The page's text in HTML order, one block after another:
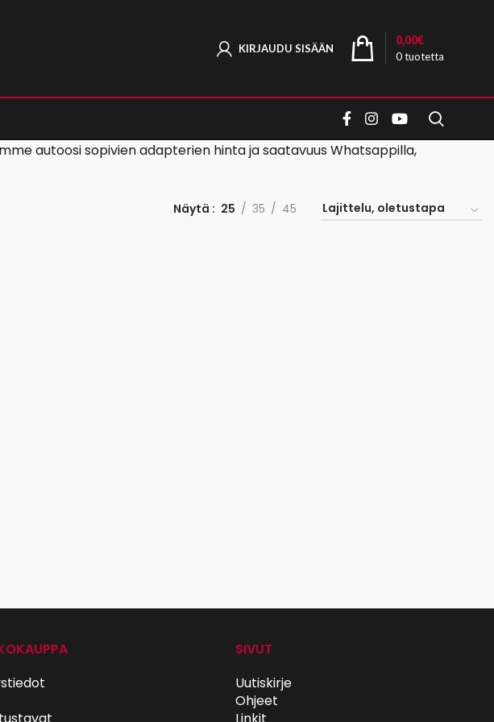
KIRJAUDU SISÄÄN
0tuotetta
0,00€
autoosi sopivien adapterien hinta ja saatavuus Whatsappilla,
Näytä 25 35 45
SIVUT
Uutiskirje
Ohjeet